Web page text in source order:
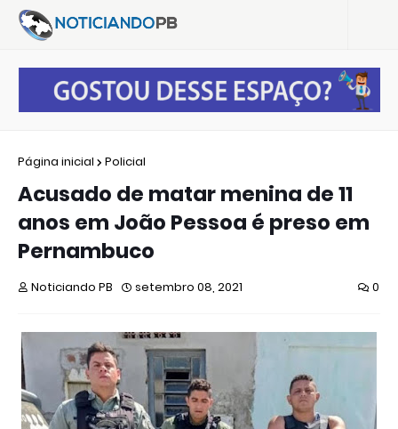
Página inicial Policial
Acusado de matar menina de 11
anos em João Pessoa é preso em
Pernambuco
Noticiando PB setembro 08, 2021 0